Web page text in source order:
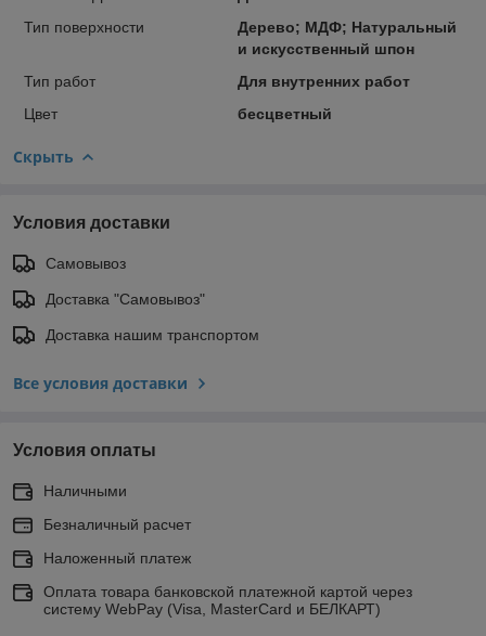
Тип поверхности
Дерево; МДФ; Натуральный
и искусственный шпон
Тип работ
Для внутренних работ
Цвет
бесцветный
Скрыть
Условия доставки
Самовывоз
Доставка "Самовывоз"
Доставка нашим транспортом
Все условия доставки
Условия оплаты
Наличными
Безналичный расчет
Наложенный платеж
Оплата товара банковской платежной картой через
систему WebPay (Visa, MasterCard и БЕЛКАРТ)